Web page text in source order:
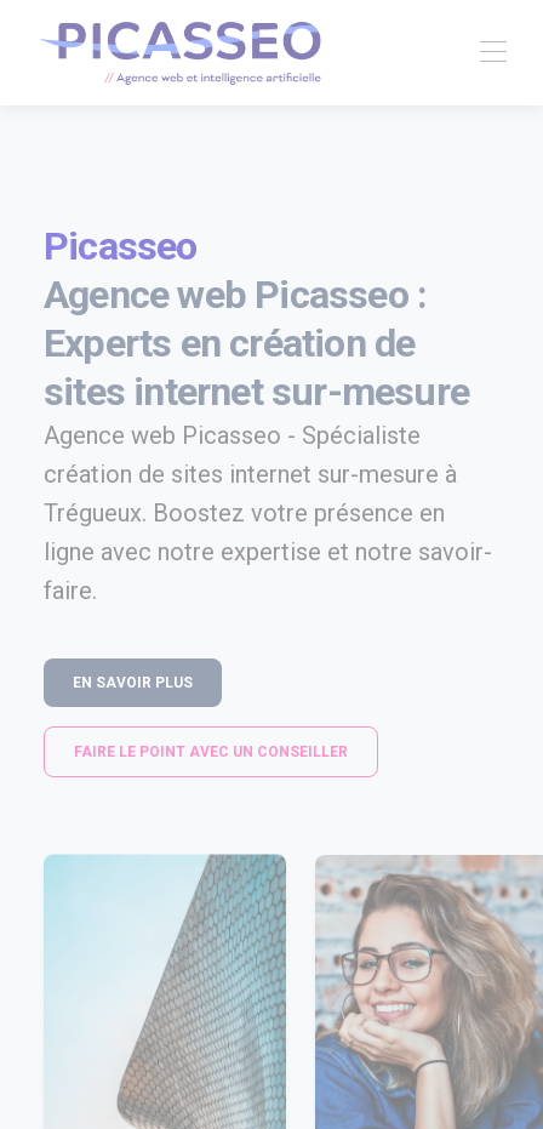
Picasseo
Agence web Picasseo :
Experts en création de
sites internet sur-mesure
Agence web Picasseo - Spécialiste
création de sites internet sur-mesure à
Trégueux. Boostez votre présence en
ligne avec notre expertise et notre savoir-
faire.
EN SAVOIR PLUS
FAIRE LE POINT AVEC UN CONSEILLER